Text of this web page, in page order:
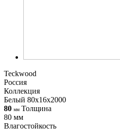
Teckwood
Россия
Коллекция
Белый 80х16х2000
80 мм Толщина
80 мм
Влагостойкость